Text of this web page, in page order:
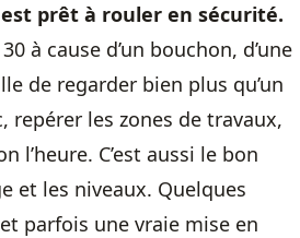
prêt à rouler en sécurité.
à cause d’un bouchon, d’une
de regarder bien plus qu’un
repérer les zones de travaux,
C’est aussi le bon
et les niveaux. Quelques
parfois une vraie mise en